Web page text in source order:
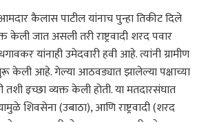
कैलास पाटील यांनाच पुन्हा तिकीट दिले
जात असली तरी राष्ट्रवादी शरद पवार
यांनाही उमेदवारी हवी आहे. त्यांनी ग्रामीण
केली आहे. गेल्या आठवड्यात झालेल्या पक्षाच्या
तशी इच्छा व्यक्त केली होती. या मतदारसंघात
शिवसेना (उबाठा), आणि राष्ट्रवादी (शरद